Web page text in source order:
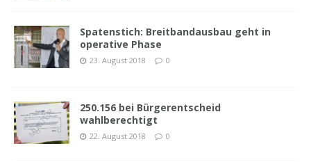
Spatenstich: Breitbandausbau geht in
operative Phase
23. August 2018 0
250.156 bei Bürgerentscheid
wahlberechtigt
22. August 2018 0